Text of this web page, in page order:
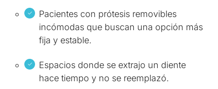
Pacientes con prótesis removibles
incómodas que buscan una opción más
fija y estable.
Espacios donde se extrajo un diente
hace tiempo y no se reemplazó.